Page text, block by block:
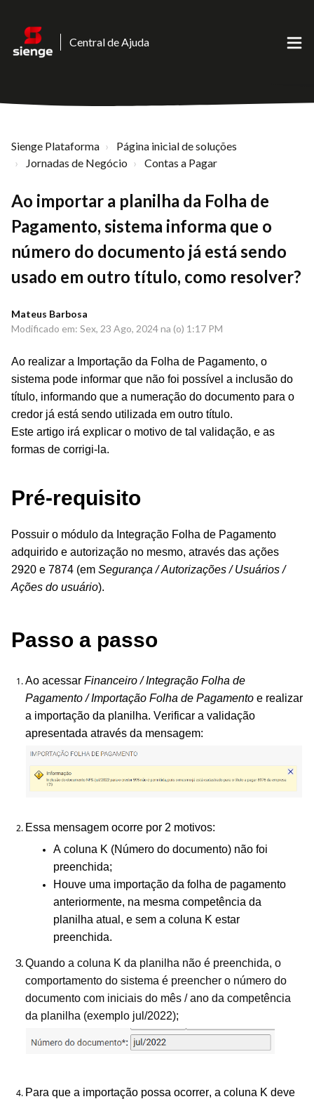
Central de Ajuda
Sienge Plataforma
Página inicial de soluções
Jornadas de Negócio
Contas a Pagar
Ao importar a planilha da Folha de
Pagamento, sistema informa que o
número do documento já está sendo
usado em outro título, como resolver?
Mateus Barbosa
Modificado em: Sex, 23 Ago, 2024 na (o) 1:17 PM
Ao realizar a Importação da Folha de Pagamento, o
sistema pode informar que não foi possível a inclusão do
título, informando que a numeração do documento para o
credor já está sendo utilizada em outro título.
Este artigo irá explicar o motivo de tal validação, e as
formas de corrigi-la.
Pré-requisito
Possuir o módulo da Integração Folha de Pagamento
adquirido e autorização no mesmo, através das ações
2920 e 7874 (em Segurança / Autorizações / Usuários /
Ações do usuário).
Passo a passo
Ao acessar Financeiro / Integração Folha de
Pagamento / Importação Folha de Pagamento e realizar
a importação da planilha. Verificar a validação
apresentada através da mensagem:
Essa mensagem ocorre por 2 motivos:
A coluna K (Número do documento) não foi
preenchida;
Houve uma importação da folha de pagamento
anteriormente, na mesma competência da
planilha atual, e sem a coluna K estar
preenchida.
Quando a coluna K da planilha não é preenchida, o
comportamento do sistema é preencher o número do
documento com iniciais do mês / ano da competência
da planilha (exemplo jul/2022);
Para que a importação possa ocorrer, a coluna K deve